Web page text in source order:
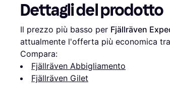
Dettagli del prodotto
Il prezzo più basso per Fjällräven
attualmente l'offerta più economica tra
Compara:
Fjällräven Abbigliamento
Fjällräven Gilet